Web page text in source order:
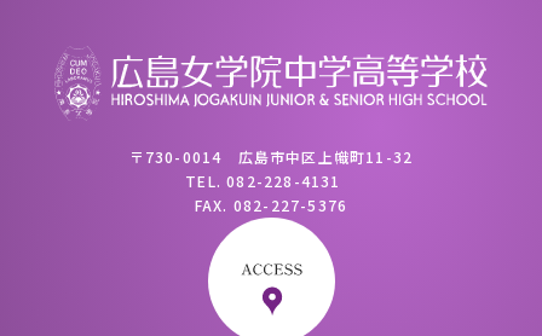
〒730-0014 広島市中区上幟町11-32
TEL.082-228-4131
FAX. 082-227-5376